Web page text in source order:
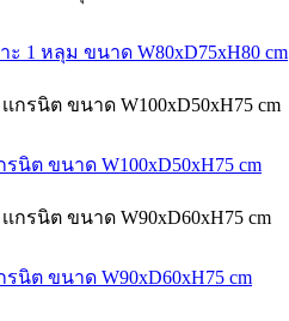
ะ 1 หลุม ขนาด W80xD75xH80 cm
รนิต ขนาด W100xD50xH75 cm
รนิต ขนาด W90xD60xH75 cm